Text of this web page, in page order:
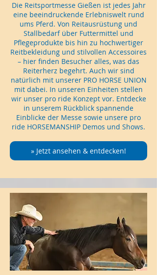
Die Reitsportmesse Gießen ist jedes Jahr
eine beeindruckende Erlebniswelt rund
ums Pferd. Von Reitausrüstung und
Stallbedarf über Futtermittel und
Pflegeprodukte bis hin zu hochwertiger
Reitbekleidung und stilvollen Accessoires
– hier finden Besucher alles, was das
Reiterherz begehrt. Auch wir sind
natürlich mit unserer PRO HORSE UNION
mit dabei. In unseren Einheiten stellen
wir unser pro ride Konzept vor. Entdecke
in unserem Rückblick spannende
Einblicke der Messe sowie unsere pro
ride HORSEMANSHIP Demos und Shows.
» Jetzt ansehen & entdecken!